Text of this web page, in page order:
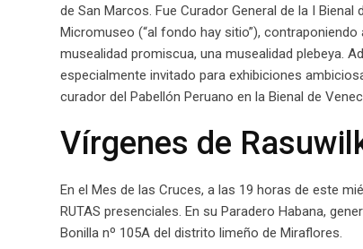
de San Marcos. Fue Curador General de la I
Micromuseo (“al fondo hay sitio”),
musealidad promiscua, una musealidad plebeya.
especialmente invitado para exhibiciones
curador del Pabellón Peruano en la Bienal de
Vírgenes de
En el Mes de las Cruces, a las 19 horas de este
RUTAS presenciales. En su Paradero Habana,
Bonilla nº 105A del distrito limeño de Miraflores.